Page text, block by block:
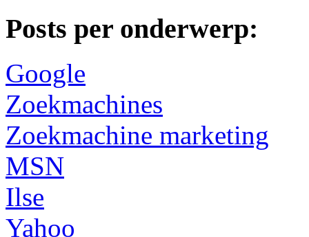
Posts per onderwerp:
Google
Zoekmachines
Zoekmachine marketing
MSN
Ilse
Yahoo